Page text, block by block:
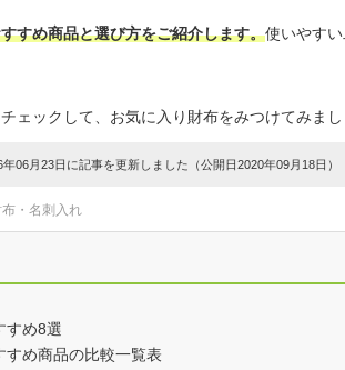
すめ商品と選び方をご紹介します。使いやす
ェックして、お気に入り財布をみつけてみまし
06月23日に記事を更新しました（公開日2020年09月18日）
・名刺入れ
すめ8選
すめ商品の比較一覧表